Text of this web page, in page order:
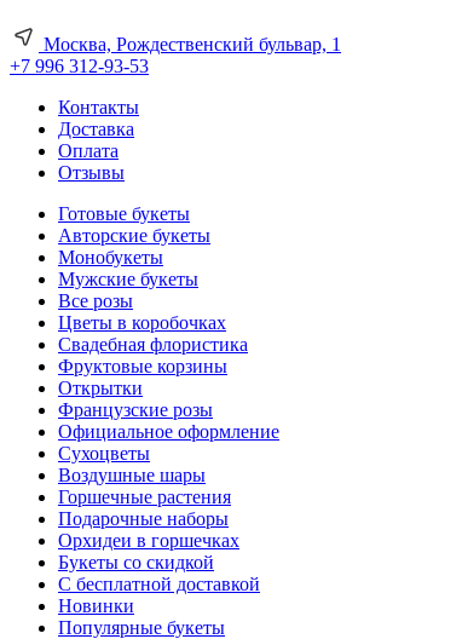
Москва, Рождественский бульвар, 1
+7 996 312-93-53
Контакты
Доставка
Оплата
Отзывы
Готовые букеты
Авторские букеты
Монобукеты
Мужские букеты
Все розы
Цветы в коробочках
Свадебная флористика
Фруктовые корзины
Открытки
Французские розы
Официальное оформление
Сухоцветы
Воздушные шары
Горшечные растения
Подарочные наборы
Орхидеи в горшечках
Букеты со скидкой
С бесплатной доставкой
Новинки
Популярные букеты